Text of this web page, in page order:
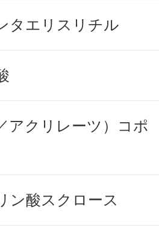
プリマモイスト
クレンズオイル
タエリスリチル
アクリレーツ）コポ
ン酸スクロース